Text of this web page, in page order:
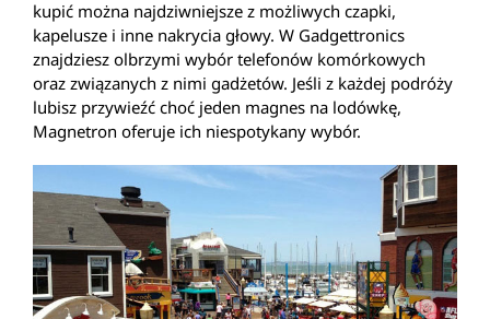
kupić można najdziwniejsze z możliwych czapki,
kapelusze i inne nakrycia głowy. W Gadgettronics
znajdziesz olbrzymi wybór telefonów komórkowych
oraz związanych z nimi gadżetów. Jeśli z każdej podróży
lubisz przywieźć choć jeden magnes na lodówkę,
Magnetron oferuje ich niespotykany wybór.